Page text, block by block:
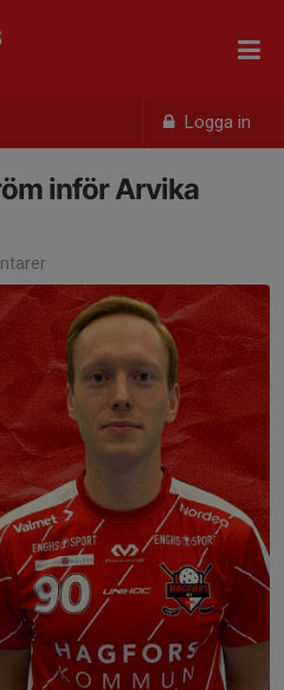
Logga in
inför Arvika